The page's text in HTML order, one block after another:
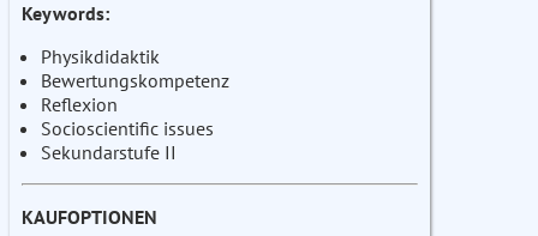
Keywords:
Physikdidaktik
Bewertungskompetenz
Reflexion
Socioscientific issues
Sekundarstufe II
KAUFOPTIONEN